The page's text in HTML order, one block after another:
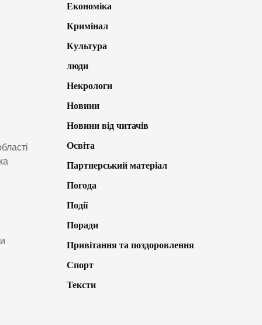
Економіка
Кримінал
Культура
люди
Некрологи
Новини
Новини від читачів
Освіта
Партнерський матеріал
Погода
Події
Поради
Привітання та поздоровлення
Спорт
Тексти